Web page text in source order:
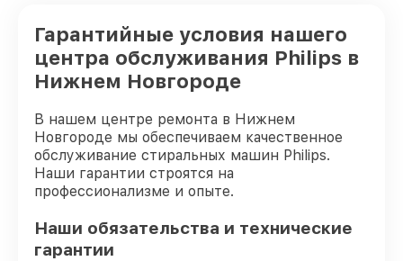
Гарантийные условия нашего
центра обслуживания Philips в
Нижнем Новгороде
В нашем центре ремонта в Нижнем
Новгороде мы обеспечиваем качественное
обслуживание стиральных машин Philips.
Наши гарантии строятся на
профессионализме и опыте.
Наши обязательства и технические
гарантии